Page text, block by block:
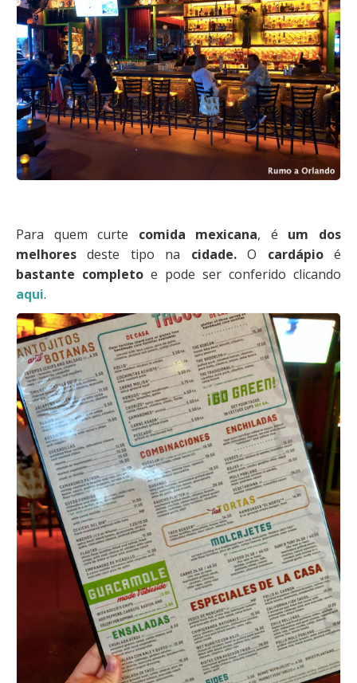
Para quem curte comida mexicana, é um dos
melhores deste tipo na cidade.O cardápioé
bastante completo e pode ser conferido clicando
aqui.